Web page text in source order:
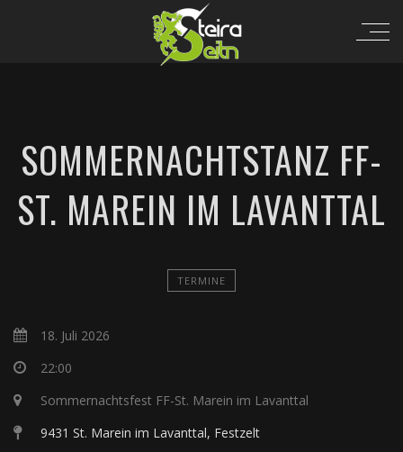
SOMMERNACHTSTANZ FF-
ST. MAREIN IM LAVANTTAL
TERMINE
18. Juli 2026
22:00
Sommernachtsfest FF-St. Marein im Lavanttal
9431 St. Marein im Lavanttal, Festzelt